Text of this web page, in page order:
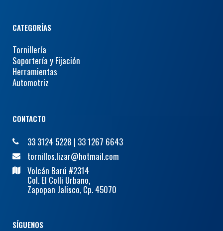
CATEGORÍAS
Tornillería
Soportería y Fijación
Herramientas
Automotriz
CONTACTO
33 3124 5228 | 33 1267 6643
tornillos.lizar@hotmail.com
Volcán Barú #2314
Col. El Colli Urbano,
Zapopan Jalisco, Cp. 45070
SÍGUENOS